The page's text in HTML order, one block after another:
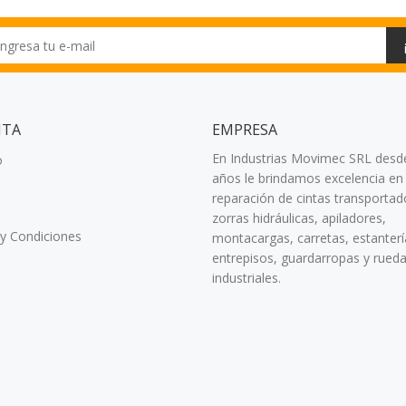
Condiciones
EMPRESA
En Industrias Movimec SRL
años le brindamos excelencia
reparación de cintas
zorras hidráulicas, apiladores,
montacargas, carretas,
entrepisos, guardarropas y
industriales.